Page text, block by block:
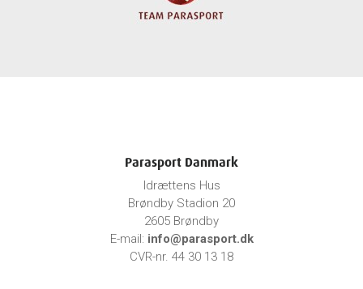
Parasport Danmark
Idrættens Hus
Brøndby Stadion 20
2605 Brøndby
E-mail: info@parasport.dk
CVR-nr. 44 30 13 18